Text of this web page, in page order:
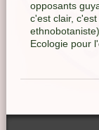
opposants
c'est clair,
Ecologie pour